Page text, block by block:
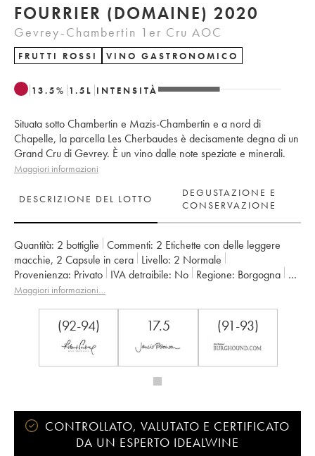
FOURRIER (DOMAINE) 2020
Gevrey-Chambertin 1er Cru AOC
FRUTTI ROSSI VINO GASTRONOMICO
13.5% 1.5 L INTENSITÀ
Situata sotto Chambertin e Mazis-Chambertin e a nord di
Chapelle, la parcella Les Cherbaudes è decisamente degna di un
Grand Cru di Gevrey. È un vino dalle note speziate e minerali.
Maggiori informazioni
DESCRIZIONE DEL LOTTO
DEGUSTAZIONE E
CONSERVAZIONE
Quantità: 2 bottiglie Commenti: 2 Etichette con delle leggere
macchie, 2 Capsule in cera Livello: 2 Normale
Provenienza:
privato IVA detraibile: no Regione:
Borgogna
Denominazione:
Gevrey-Chambertin
Maggiori informazioni…
(92-94) 17.5 (91-93)
CONTROLLATO, VALUTATO E CERTIFICATO
DA UN ESPERTO IDEALWINE